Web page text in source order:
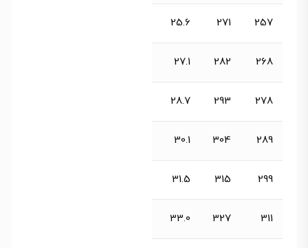
257
271
25.6
268
282
27.1
278
293
28.7
289
304
30.1
299
315
31.5
311
327
33.0